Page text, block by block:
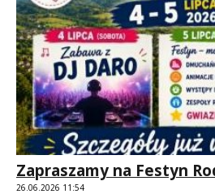
Zapraszamy na Festyn
26.06.2026 11:54